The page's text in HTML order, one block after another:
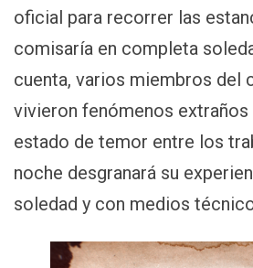
oficial para recorrer las
comisaría en completa
cuenta, varios miembros del
vivieron fenómenos extraños
estado de temor entre los
noche desgranará su
soledad y con medios